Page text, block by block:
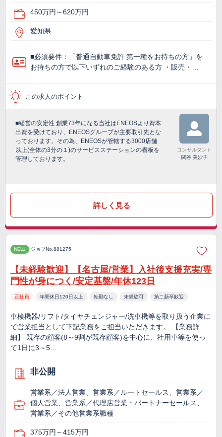
450万円～620万円
愛知県
■必須要件：「普通自動車免許 第一種をお持ちの方」を
お持ちの方で以下いずれのご経験のある方 ・販売・…
この求人のポイント
■経営の安定性 創業73年になる当社はENEOSより資本
出資を受けており、ENEOSグループが主要取引先とな
っております。その為、ENEOSが管轄する3000店舗
以上(全体の3分の１)のサービスステーションの看板を
管理しております。
コンサルタント
関谷 美沙子
詳しく見る
NEW ジョブNo.881275
【未経験歓迎】【名古屋/営業】入社後支援充実/専
門性が身につく/安定基盤/年休123日
正社員 年間休日120日以上 転勤なし 未経験可 第二新卒歓迎
車検機器/リフト/タイヤチェンジャー/洗車機等を取り扱う企業に
て営業担当として下記業務をご担当いただきます。 【業務詳
細】 既存の顧客(8～9割が既存顧客)を中心に、社用車等を使っ
て1日に3～5…
非公開
営業系／法人営業、営業系／ルートセールス、営業系／
個人営業、営業系／代理店営業・パートナーセールス、
営業系／その他営業系職種
375万円～415万円